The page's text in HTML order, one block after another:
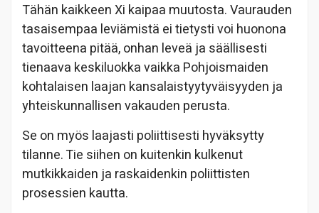
Tähän kaikkeen Xi kaipaa muutosta. Vaurauden
tasaisempaa leviämistä ei tietysti voi huonona
tavoitteena pitää, onhan leveä ja säällisesti
tienaava keskiluokka vaikka Pohjoismaiden
kohtalaisen laajan kansalaistyytyväisyyden ja
yhteiskunnallisen vakauden perusta.
Se on myös laajasti poliittisesti hyväksytty
tilanne. Tie siihen on kuitenkin kulkenut
mutkikkaiden ja raskaidenkin poliittisten
prosessien kautta.